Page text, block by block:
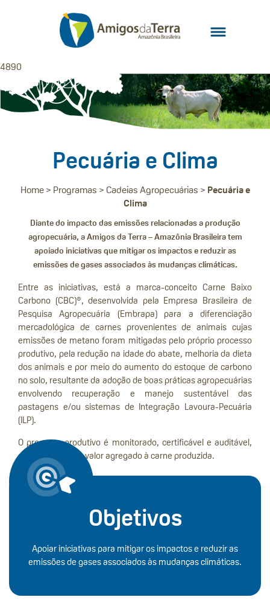
4890
Pecuária e Clima
Home> Programas > Cadeias Agropecuárias > Pecuária e
Clima
Diante do impacto das emissões relacionadas a produção
agropecuária, a Amigos da Terra – Amazônia Brasileira tem
apoiado iniciativas que mitigar os impactos e reduzir as
emissões de gases associados às mudanças climáticas.
Entre as iniciativas, está a marca-conceito Carne Baixo
Carbono (CBC)®, desenvolvida pela Empresa Brasileira de
Pesquisa Agropecuária (Embrapa) para a diferenciação
mercadológica de carnes provenientes de animais cujas
emissões de metano foram mitigadas pelo próprio processo
produtivo, pela redução na idade do abate, melhoria da dieta
dos animais e por meio do aumento do estoque de carbono
no solo, resultante da adoção de boas práticas agropecuárias
envolvendo recuperação e manejo sustentável das
pastagens e/ou sistemas de Integração Lavoura-Pecuária
(ILP).
O processo produtivo é monitorado, certificável e auditável,
conferindo maior valor agregado à carne produzida.
Conheça o Guia para a Produção de Carne Baixo Carbono
Objetivos
Apoiar iniciativas para mitigar os impactos e reduzir as
emissões de gases associados às mudanças climáticas.